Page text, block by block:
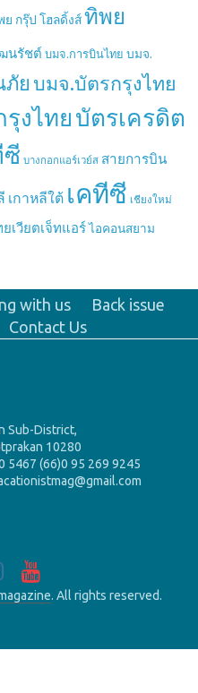
ย กรุ๊ป โฮลดิ้งส์ ทิพย
นรัชต์ บมจ.การบินไทย บมจ.
ภัย บมจ.บัตรกรุงไทย
งไทย บัตรเครดิต
ซี บางกอกแอร์เวย์ส สายการบิน
เกาหลีใต้ เคทีซี เชียงใหม่
ยเวียตเจ็ทแอร์ ไอคอนสยาม
with us
Back issue
Contact Us
Sub-District,
10280
5467 (66)0 95 269 9245
. All rights reserved.